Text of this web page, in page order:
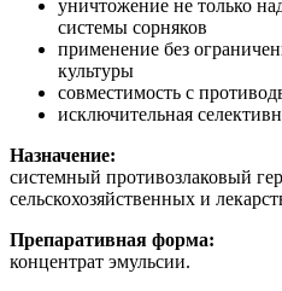
уничтожение не только
системы сорняков
применение без
культуры
совместимость с
исключительная
Назначение:
системный противозлаковый
сельскохозяйственных и
Препаративная форма:
концентрат эмульсии.